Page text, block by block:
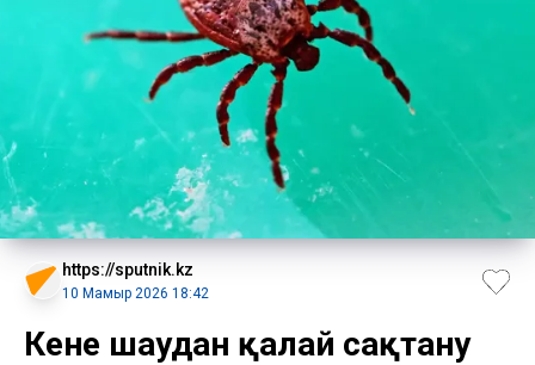
https://sputnik.kz
10 Мамыр 2026 18:42
Кене шағудан қалай сақтану